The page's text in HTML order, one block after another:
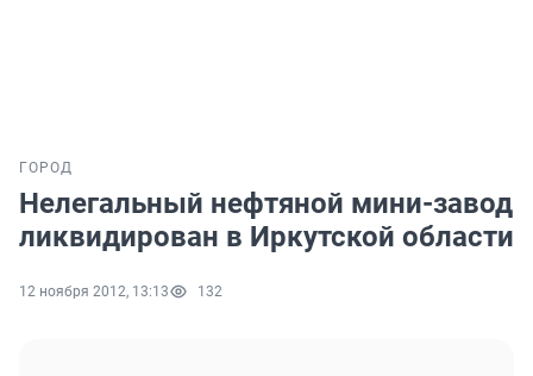
ГОРОД
Нелегальный нефтяной мини-завод
ликвидирован в Иркутской области
12 ноября 2012, 13:13 132